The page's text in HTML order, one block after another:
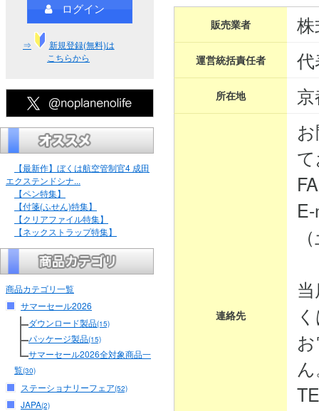
ログイン
⇒
新規登録(無料)は
こちらから
【最新作】ぼくは航空管制官4 成田
エクステンドシナ...
【ペン特集】
【付箋(ふせん)特集】
【クリアファイル特集】
【ネックストラップ特集】
商品カテゴリ一覧
サマーセール2026
ダウンロード製品(15)
パッケージ製品(15)
サマーセール2026全対象商品一
覧(30)
ステーショナリーフェア(52)
JAPA(2)
販売業者
運営統括責任者
所在地
連絡先